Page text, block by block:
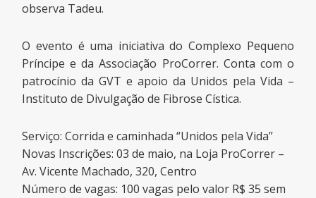
observa Tadeu.
O evento é uma iniciativa do Complexo Pequeno
Príncipe e da Associação ProCorrer. Conta com o
patrocínio da GVT e apoio da Unidos pela Vida –
Instituto de Divulgação de Fibrose Cística.
Serviço: Corrida e caminhada “Unidos pela Vida”
Novas Inscrições: 03 de maio, na Loja ProCorrer –
Av. Vicente Machado, 320, Centro
Número de vagas: 100 vagas pelo valor R$ 35 sem